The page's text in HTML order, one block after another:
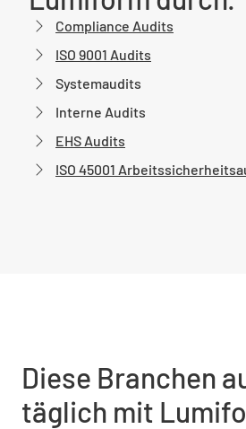
Compliance Audits
ISO 9001 Audits
Systemaudits
Interne Audits
EHS Audits
ISO 45001
Diese Branchen
täglich mit